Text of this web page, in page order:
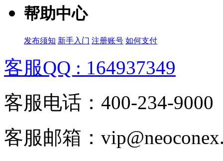
帮助中心
发布须知 新手入门 注册账号 如何支付
客服QQ : 164937349
客服电话：400-234-9000
客服邮箱：